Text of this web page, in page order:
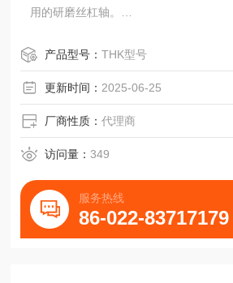
用的研磨丝杠轴。
产品型号：THK型号
更新时间： 2025-06-25
厂商性质：代理商
访问量：349
服务热线
86-022-83717179